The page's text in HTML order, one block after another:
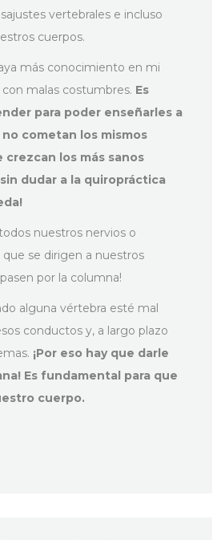
vertebrales e incluso
cuerpos.
más conocimiento en mi
malas costumbres. Es
para poder enseñarles a
cometan los mismos
crezcan los más sanos
dudar a la quiropráctica
nuestros nervios o
se dirigen a nuestros
por la columna!
alguna vértebra esté mal
conductos y, a largo plazo
¡Por eso hay que darle
Es fundamental para que
cuerpo.